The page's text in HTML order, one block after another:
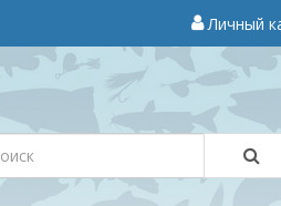
Личный